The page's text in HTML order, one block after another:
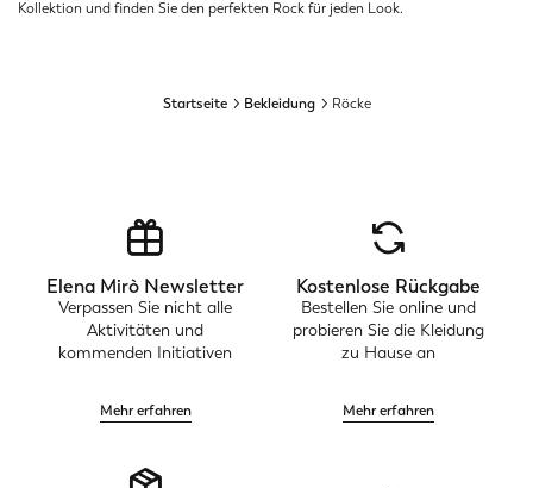
Kollektion und finden Sie den perfekten Rock für jeden Look.
Startseite Bekleidung Röcke
Elena Mirò Newsletter
Verpassen Sie nicht alle
Aktivitäten und
kommenden Initiativen
Mehr erfahren
Kostenlose Rückgabe
Bestellen Sie online und
probieren Sie die Kleidung
zu Hause an
Mehr erfahren